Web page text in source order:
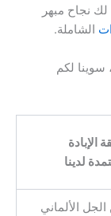
نجاح مبهر
الشاملة.
سوينا لكم
الإبادة
لدينا
الألماني